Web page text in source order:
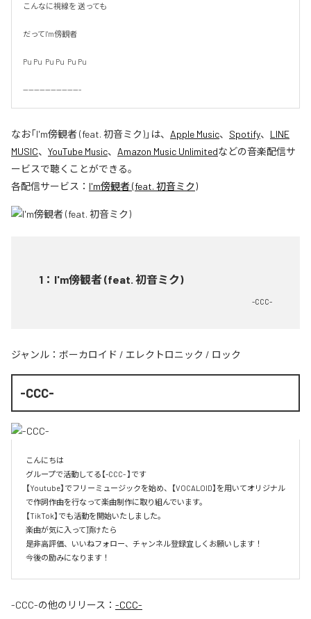
こんなに視線を 送っても
だってI'm傍観者
Pu Pu  Pu Pu  Pu Pu
---------------------
なお「I'm傍観者 (feat. 初音ミク)」は、 Apple Music、 Spotify、 LINE
MUSIC、 YouTube Music、 Amazon Music Unlimitedなどの音楽配信サ
ービスで聴くことができる。
各配信サービス： I'm傍観者 (feat. 初音ミク)
1 ： I'm傍観者 (feat. 初音ミク)
-CCC-
ジャンル： ボーカロイド / エレクトロニック / ロック
-CCC-
こんにちは
グループで活動してる【-CCC- 】です
【Youtube】でフリーミュージックを始め、【VOCALOID】を用いてオリジナル
で作詞作曲を行なって楽曲制作に取り組んでいます。
【TikTok】でも活動を開始いたしました。
楽曲が気に入って頂けたら
是非高評価、いいねフォロー、チャンネル登録宜しくお願いします！
今後の励みになります！
-CCC-の他のリリース： -CCC-